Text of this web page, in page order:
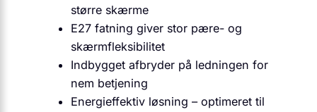
større skærme
E27 fatning giver stor pære- og
skærmfleksibilitet
Indbygget afbryder på ledningen for
nem betjening
Energieffektiv løsning – optimeret til